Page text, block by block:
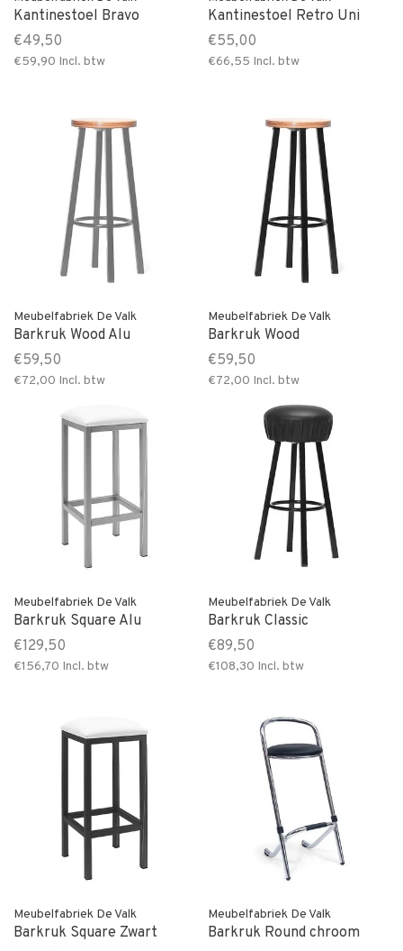
Kantinestoel Bravo
€49,50
€59,90 Incl. btw
Kantinestoel Retro Uni
€55,00
€66,55 Incl. btw
Meubelfabriek De Valk
Barkruk Wood Alu
€59,50
€72,00 Incl. btw
Meubelfabriek De Valk
Barkruk Wood
€59,50
€72,00 Incl. btw
Meubelfabriek De Valk
Barkruk Square Alu
€129,50
€156,70 Incl. btw
Meubelfabriek De Valk
Barkruk Classic
€89,50
€108,30 Incl. btw
Meubelfabriek De Valk
Barkruk Square Zwart
Meubelfabriek De Valk
Barkruk Round chroom